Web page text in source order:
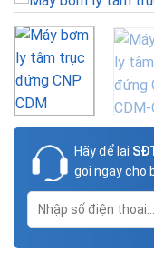
Hãy để lại
gọi ngay cho